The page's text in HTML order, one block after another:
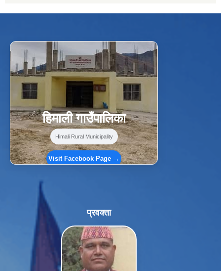
f Facebook ⋯
हिमाली गाउँपालिका
Himali Rural Municipality
Visit Facebook Page →
प्रवक्ता